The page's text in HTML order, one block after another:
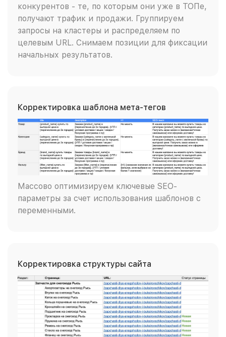
конкурентов - те, по которым они уже в ТОПе,
получают трафик и продажи. Группируем
запросы на кластеры и распределяем по
целевым URL. Снимаем позиции для фиксации
начальных результатов.
Корректировка шаблона мета-тегов
Массово оптимизируем ключевые SEO-
параметры за счет использования шаблонов с
переменными.
Корректировка структуры сайта